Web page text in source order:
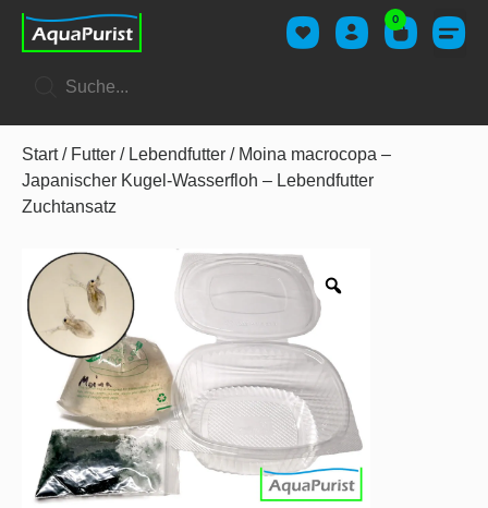
0
Start/ Futter / Lebendfutter / Moina macrocopa –
Japanischer Kugel-Wasserfloh – Lebendfutter
Zuchtansatz